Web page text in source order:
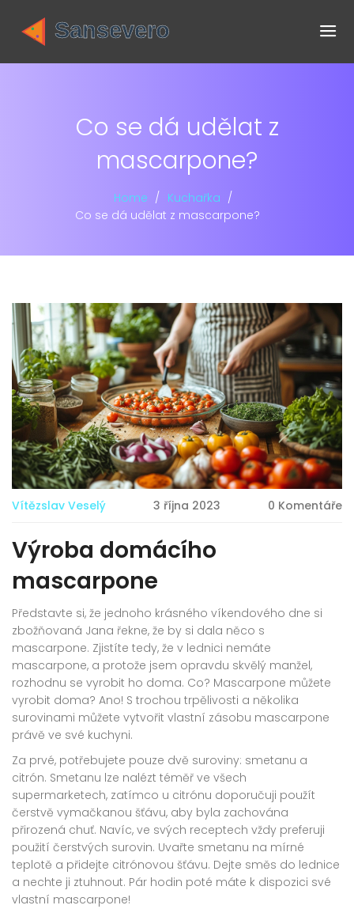
Co se dá udělat z
mascarpone?
Home
Kuchařka
Co se dá udělat z mascarpone?
Vítězslav Veselý 3 října 2023 0 Komentáře
Výroba domácího
mascarpone
Představte si, že jednoho krásného víkendového dne si
zbožňovaná Jana řekne, že by si dala něco s
mascarpone. Zjistíte tedy, že v lednici nemáte
mascarpone, a protože jsem opravdu skvělý manžel,
rozhodnu se vyrobit ho doma. Co? Mascarpone můžete
vyrobit doma? Ano! S trochou trpělivosti a několika
surovinami můžete vytvořit vlastní zásobu mascarpone
právě ve své kuchyni.
Za prvé, potřebujete pouze dvě suroviny: smetanu a
citrón. Smetanu lze nalézt téměř ve všech
supermarketech, zatímco u citrónu doporučuji použít
čerstvě vymačkanou šťávu, aby byla zachována
přirozená chuť. Navíc, ve svých receptech vždy preferuji
použití čerstvých surovin. Uvařte smetanu na mírné
teplotě a přidejte citrónovou šťávu. Dejte směs do lednice
a nechte ji ztuhnout. Pár hodin poté máte k dispozici své
vlastní mascarpone!